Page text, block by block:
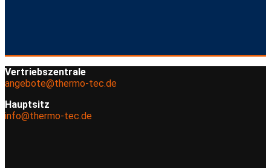
Vertriebszentrale
angebote@thermo-tec.de
Hauptsitz
info@thermo-tec.de